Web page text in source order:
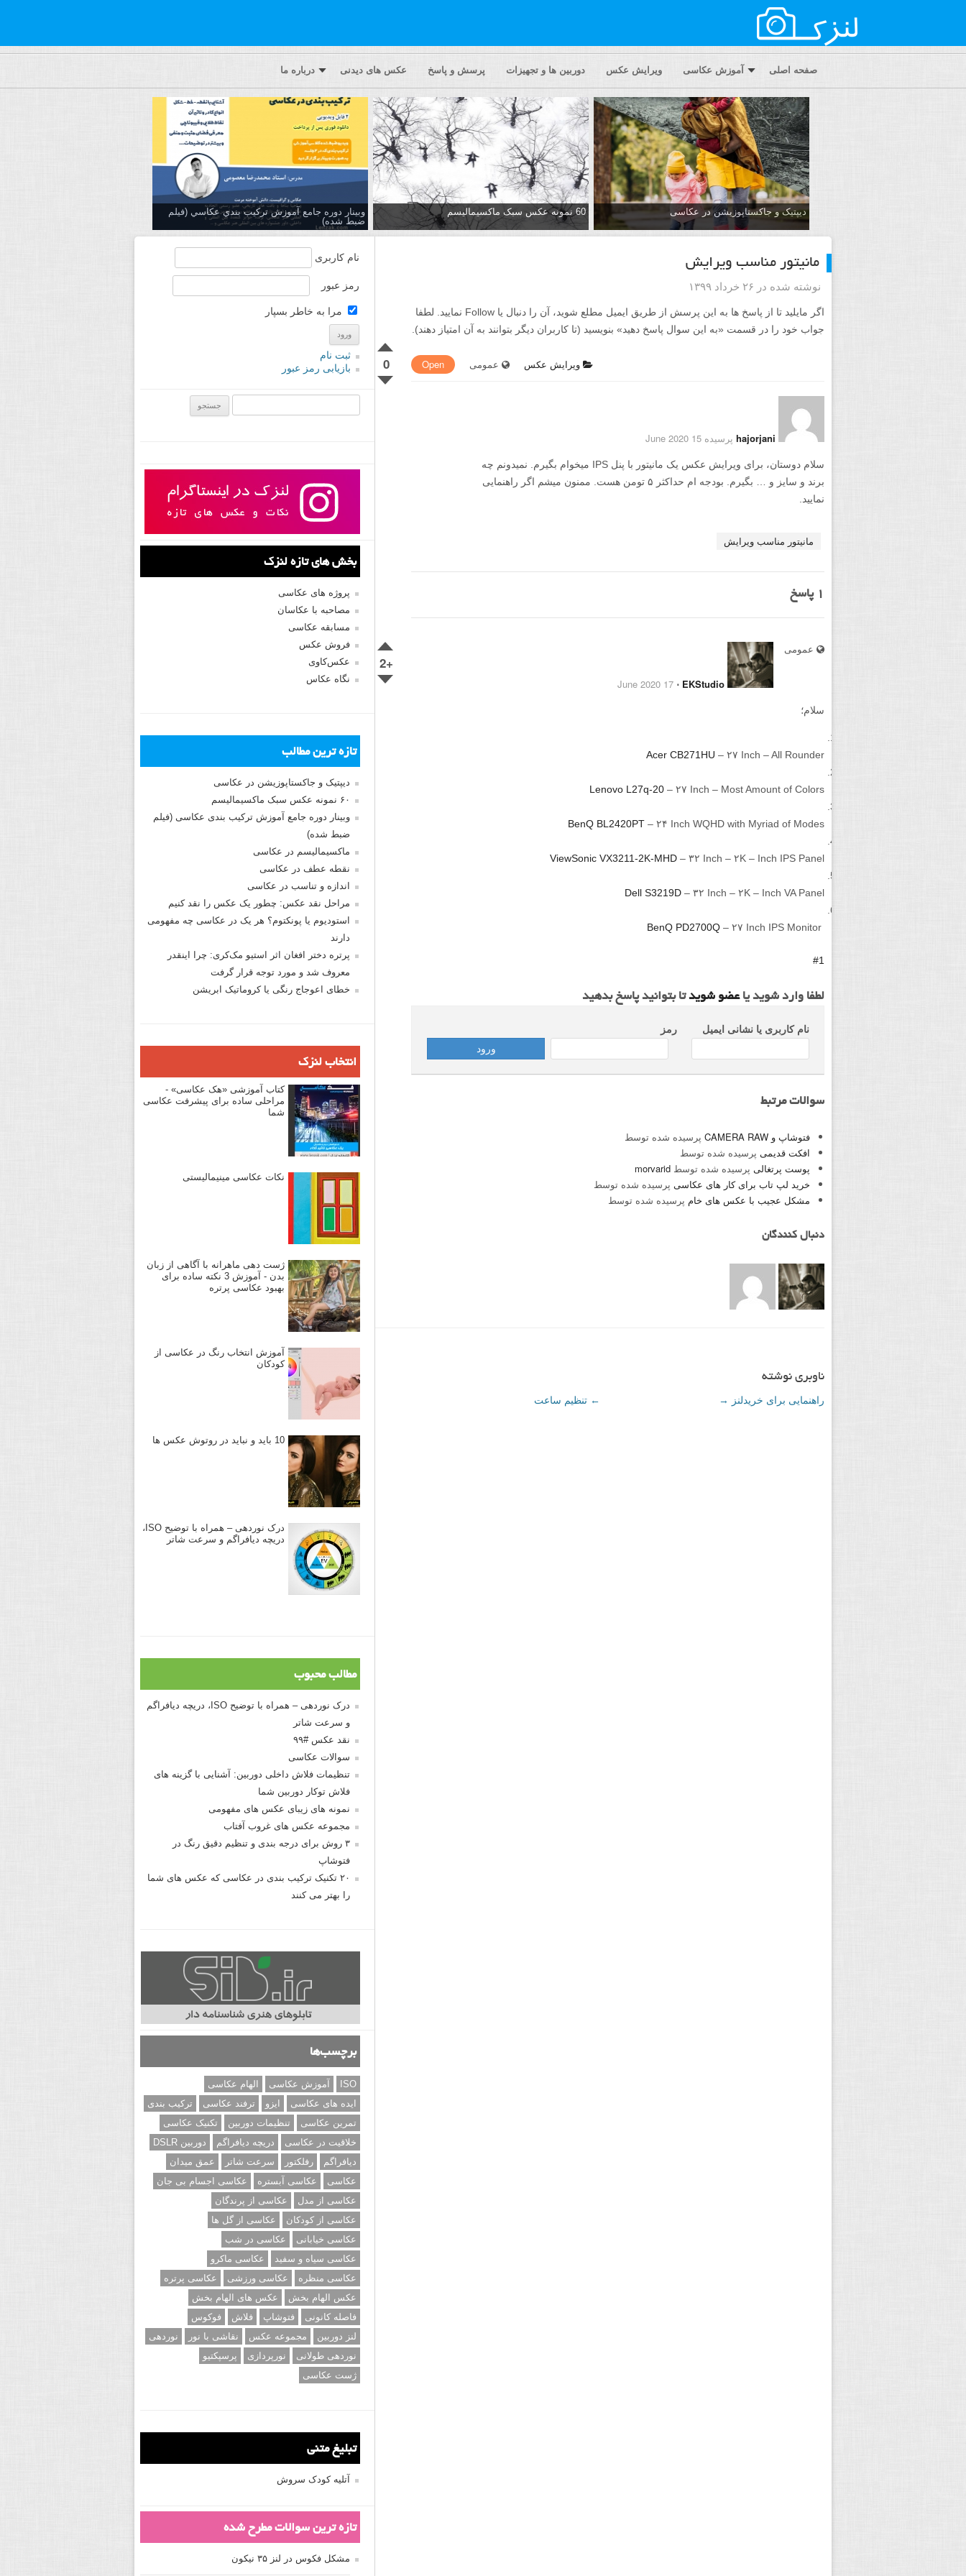
صفحه اصلی آموزش عکاسی ویرایش عکس دوربین ها و تجهیزات پرسش و پاسخ عکس های دیدنی درباره ما
دیپتیک و جاکستا‌پوزیشن در عکاسی 60 نمونه عکس سبک ماکسیمالیسم
وبینار دوره جامع آموزش تركيب بندي عكاسي (فیلم
ضبط شده)
مانیتور مناسب ویرایش
نوشته شده در ۲۶ خرداد ۱۳۹۹
اگر مایلید تا از پاسخ ها به این پرسش از طریق ایمیل مطلع شوید، آن را دنبال یا Follow نمایید. لطفا
جواب خود را در قسمت «به این سوال پاسخ دهید» بنویسید (تا کاربران دیگر بتوانند به آن امتیاز دهند).
0 Open عمومی ویرایش عکس
hajorjani پرسیده 15 June 2020
سلام دوستان، برای ویرایش عکس یک مانیتور با پنل IPS میخوام بگیرم. نمیدونم چه
برند و سایز و … بگیرم. بودجه ام حداکثر ۵ تومن هست. ممنون میشم اگر راهنمایی
نمایید.
مانیتور مناسب ویرایش
1 پاسخ
+2
عمومی
EKStudio
⋅
17 June 2020
سلام؛
Acer CB271HU – ۲۷ Inch – All Rounder
Lenovo L27q-20 – ۲۷ Inch – Most Amount of Colors
BenQ BL2420PT – ۲۴ Inch WQHD with Myriad of Modes
ViewSonic VX3211-2K-MHD – ۳۲ Inch – ۲K – Inch IPS Panel
Dell S3219D – ۳۲ Inch – ۲K – Inch VA Panel
BenQ PD2700Q – ۲۷ Inch IPS Monitor
#1
لطفا وارد شوید یاعضو شویدتا بتوانید پاسخ بدهید
نام کاربری یا نشانی ایمیل رمز
سوالات مرتبط
فتوشاپ و CAMERA RAW
پرسیده شده توسط
افکت قدیمی پرسیده شده توسط
پوست پرتغالی پرسیده شده توسط morvarid
خرید لپ تاب برای کار های عکاسی پرسیده شده توسط
مشکل عجیب با عکس های خام پرسیده شده توسط
دنبال کنندگان
ناوبری نوشته
← تنظیم ساعت راهنمایی برای خریدلنز →
نام کاربری
رمز عبور
مرا به خاطر بسپار
ثبت نام
بازیابی رمز عبور
بخش های تازه لنزک
پروژه های عکاسی
مصاحبه با عکاسان
مسابقه عکاسی
فروش عکس
عکس‌کاوی
نگاه عکاس
تازه ترین مطالب
دیپتیک و جاکستا‌پوزیشن در عکاسی
۶۰ نمونه عکس سبک ماکسیمالیسم
وبینار دوره جامع آموزش ترکیب بندی عکاسی (فیلم
ضبط شده)
ماکسیمالیسم در عکاسی
نقطه عطف در عکاسی
اندازه و تناسب در عکاسی
مراحل نقد عکس: چطور یک عکس را نقد کنیم
استودیوم یا پونکتوم؟ هر یک در عکاسی چه مفهومی
دارند
پرتره دختر افغان اثر استیو مک‌کری: چرا اینقدر
معروف شد و مورد توجه قرار گرفت
خطای اعوجاج رنگی یا کروماتیک ابریشن
انتخاب لنزک
کتاب آموزشی «هک عکاسی» -
مراحلی ساده برای پیشرفت عکاسی
شما
نکات عکاسی مینیمالیستی
ژست دهی ماهرانه با آگاهی از زبان
بدن - آموزش 3 نکته ساده برای
بهبود عکاسی پرتره
آموزش انتخاب رنگ در عکاسی از
کودکان
10 باید و نباید در روتوش عکس ها
درک نوردهی – همراه با توضیح ISO،
دریچه دیافراگم و سرعت شاتر
مطالب محبوب
درک نوردهی – همراه با توضیح ISO، دریچه دیافراگم
و سرعت شاتر
نقد عکس #۹۹
سوالات عکاسی
تنظیمات فلاش داخلی دوربین: آشنایی با گزینه های
فلاش توکار دوربین شما
نمونه های زیبای عکس های مفهومی
مجموعه عکس های غروب آفتاب
۳ روش برای درجه بندی و تنظیم دقیق رنگ در
فتوشاپ
۲۰ تکنیک ترکیب بندی در عکاسی که عکس های شما
را بهتر می کنند
برچسب‌ها
ISO آموزش عکاسی
الهام عکاسی
ایده های عکاسی
ایزو ترفند عکاسی
ترکیب بندی
تمرین عکاسی
تنظیمات دوربین
تکنیک عکاسی
خلاقیت در عکاسی
دریچه دیافراگم
دوربین DSLR
دیافراگم
رفلکتور سرعت شاتر
عمق میدان
عکاسی
عکاسی آبستره
عکاسی اجسام بی جان
عکاسی از مدل
عکاسی از پرندگان
عکاسی از کودکان
عکاسی از گل ها
عکاسی خیابانی
عکاسی در شب
عکاسی سیاه و سفید
عکاسی ماکرو
عکاسی منظره
عکاسی ورزشی
عکاسی پرتره
عکس الهام بخش
عکس های الهام بخش
فاصله کانونی
فتوشاپ فلاش
فوکوس
لنز دوربین
مجموعه عکس نقاشی با نور
نوردهی
نوردهی طولانی
نورپردازی
پرسپکتیو
ژست عکاسی
تبلیغ متنی
آتلیه کودک سروش
تازه ترین سوالات مطرح شده
مشکل فکوس در لنز ۳۵ نیکون